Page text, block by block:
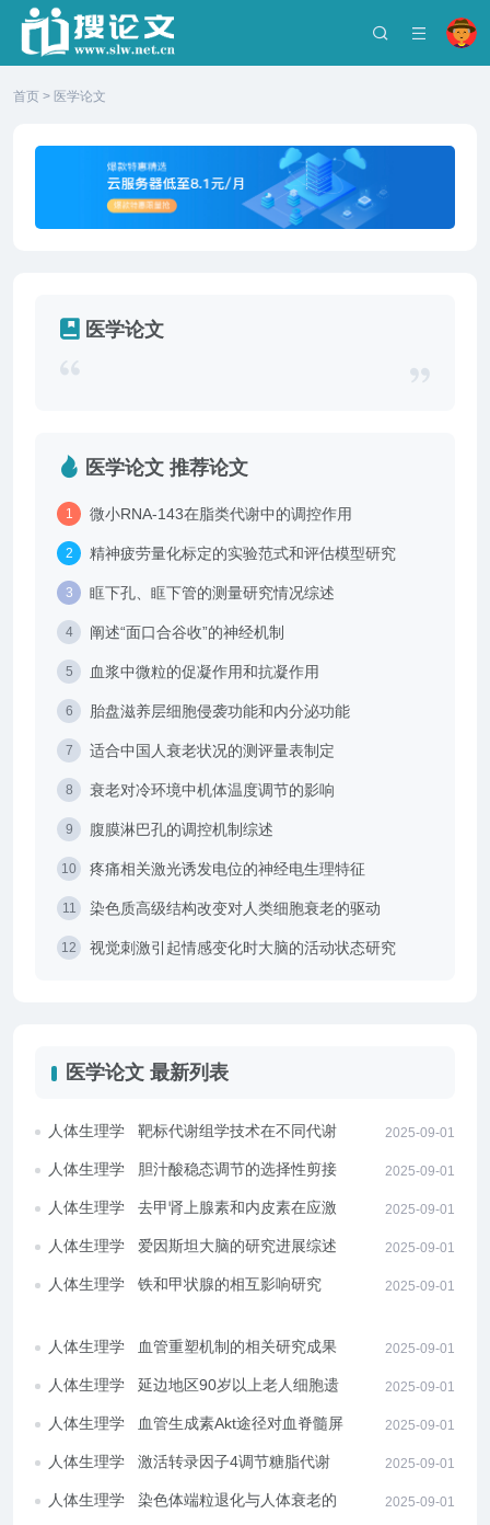
首页 > 医学论文
医学论文
医学论文 推荐论文
微小RNA-143在脂类代谢中的调控作用
精神疲劳量化标定的实验范式和评估模型研究
眶下孔、眶下管的测量研究情况综述
阐述“面口合谷收”的神经机制
血浆中微粒的促凝作用和抗凝作用
胎盘滋养层细胞侵袭功能和内分泌功能
适合中国人衰老状况的测评量表制定
衰老对冷环境中机体温度调节的影响
腹膜淋巴孔的调控机制综述
疼痛相关激光诱发电位的神经电生理特征
染色质高级结构改变对人类细胞衰老的驱动
视觉刺激引起情感变化时大脑的活动状态研究
医学论文 最新列表
人体生理学
靶标代谢组学技术在不同代谢物
2025-09-01
人体生理学
胆汁酸稳态调节的选择性剪接研
2025-09-01
人体生理学
去甲肾上腺素和内皮素在应激损
2025-09-01
人体生理学 爱因斯坦大脑的研究进展综述 2025-09-01
人体生理学 铁和甲状腺的相互影响研究 2025-09-01
人体生理学
血管重塑机制的相关研究成果综
2025-09-01
人体生理学
延边地区90岁以上老人细胞遗传
2025-09-01
人体生理学
血管生成素Akt途径对血脊髓屏障
2025-09-01
人体生理学
激活转录因子4调节糖脂代谢的
2025-09-01
人体生理学
染色体端粒退化与人体衰老的关
2025-09-01